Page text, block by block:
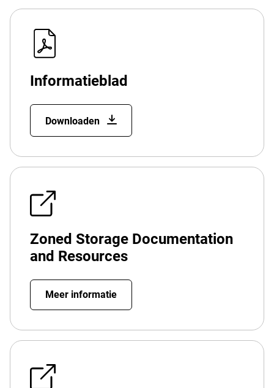
Informatieblad
Downloaden
Zoned Storage Documentation
and Resources
Meer informatie